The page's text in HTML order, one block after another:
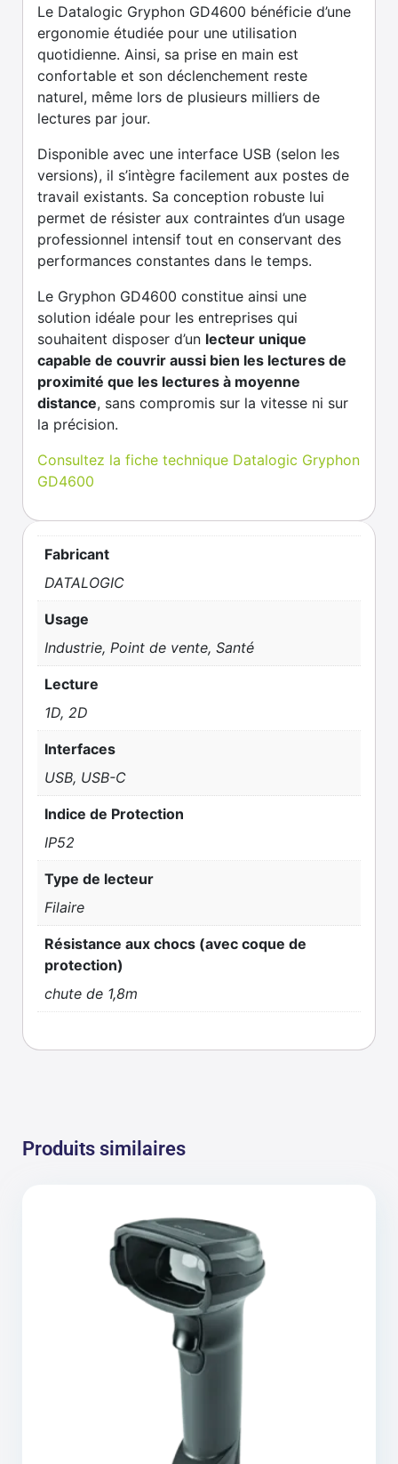
Le Datalogic Gryphon GD4600 bénéficie d’une
ergonomie étudiée pour une utilisation
quotidienne. Ainsi, sa prise en main est
confortable et son déclenchement reste
naturel, même lors de plusieurs milliers de
lectures par jour.
Disponible avec une interface USB (selon les
versions), il s’intègre facilement aux postes de
travail existants. Sa conception robuste lui
permet de résister aux contraintes d’un usage
professionnel intensif tout en conservant des
performances constantes dans le temps.
Le Gryphon GD4600 constitue ainsi une
solution idéale pour les entreprises qui
souhaitent disposer d’un lecteur unique
capable de couvrir aussi bien les lectures de
proximité que les lectures à moyenne
distance, sans compromis sur la vitesse ni sur
la précision.
Consultez la fiche technique Datalogic Gryphon
GD4600
Fabricant
DATALOGIC
Usage
Industrie, Point de vente, Santé
Lecture
1D, 2D
Interfaces
USB, USB-C
Indice de Protection
IP52
Type de lecteur
Filaire
Résistance aux chocs (avec coque de
protection)
chute de 1,8m
Produits similaires